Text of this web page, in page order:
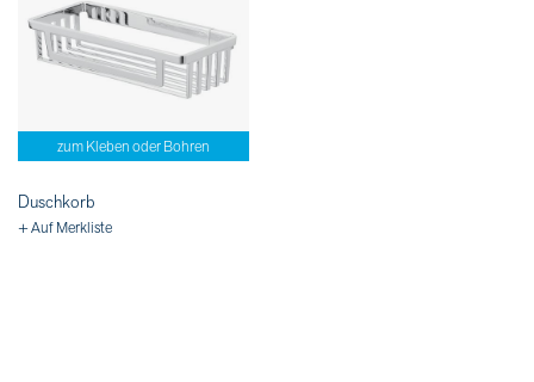
zum Kleben oder Bohren
Duschkorb
+ Auf Merkliste